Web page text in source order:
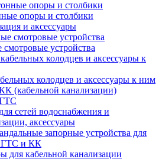
опоры и столбики
и аксессуары
устройства
колодцев и аксессуары к ним
(кабельной канализации)
сетей водоснабжения и
аксессуары
запорные устройства для
ГТС и КК